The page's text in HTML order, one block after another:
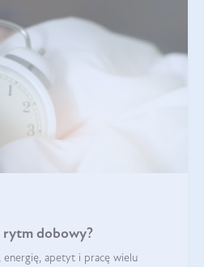
rytm dobowy?
apetyt i pracę wielu